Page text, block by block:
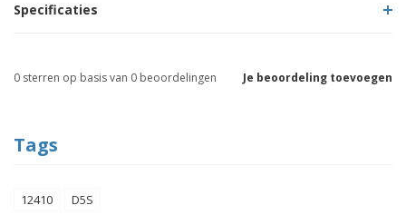
Specificaties
Je beoordeling toevoegen
0 sterren op basis van 0 beoordelingen
Tags
12410 D5S